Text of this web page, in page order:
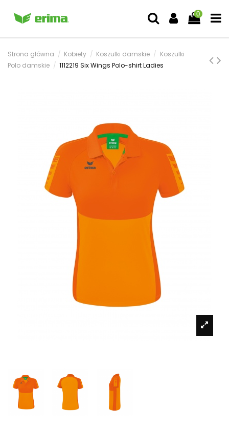
0
Strona główna Kobiety Koszulki damskie
Koszulki
Polo damskie
1112219 Six Wings Polo-shirt Ladies